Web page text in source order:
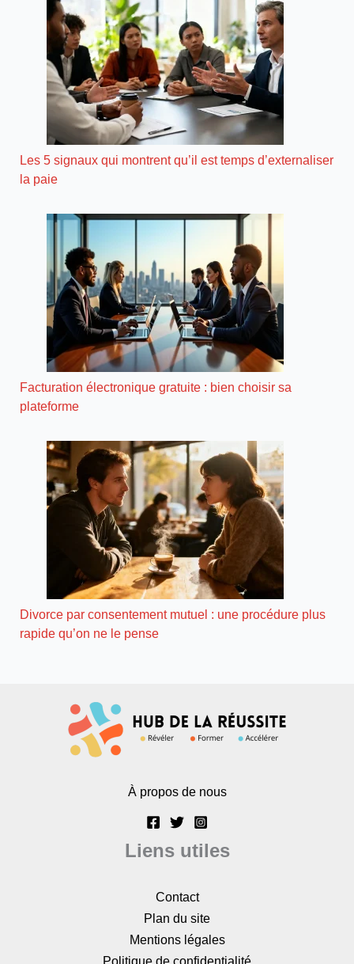
Les 5 signaux qui montrent qu’il est temps d’externaliser
la paie
Facturation électronique gratuite : bien choisir sa
plateforme
Divorce par consentement mutuel : une procédure plus
rapide qu’on ne le pense
À propos de nous
Liens utiles
Contact
Plan du site
Mentions légales
Politique de confidentialité